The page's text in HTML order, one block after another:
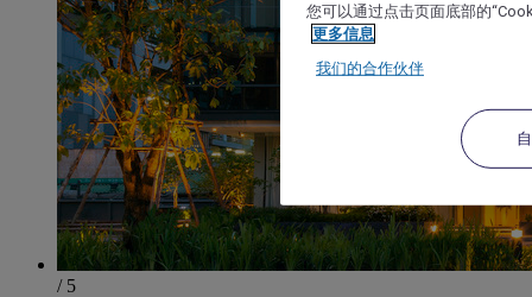
/ 5
您可以通过点击页面底部的
更多信息
我们的合作伙伴